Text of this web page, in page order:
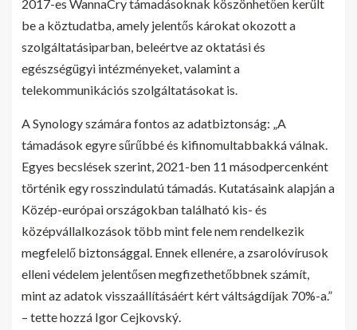
2017-es WannaCry támadásoknak köszönhetően került
be a köztudatba, amely jelentős károkat okozott a
szolgáltatásiparban, beleértve az oktatási és
egészségügyi intézményeket, valamint a
telekommunikációs szolgáltatásokat is.
A Synology számára fontos az adatbiztonság: „A
támadások egyre sűrűbbé és kifinomultabbakká válnak.
Egyes becslések szerint, 2021-ben 11 másodpercenként
történik egy rosszindulatú támadás. Kutatásaink alapján a
Közép-európai országokban található kis- és
középvállalkozások több mint fele nem rendelkezik
megfelelő biztonsággal. Ennek ellenére, a zsarolóvírusok
elleni védelem jelentősen megfizethetőbbnek számít,
mint az adatok visszaállításáért kért váltságdíjak 70%-a.”
– tette hozzá Igor Cejkovský.